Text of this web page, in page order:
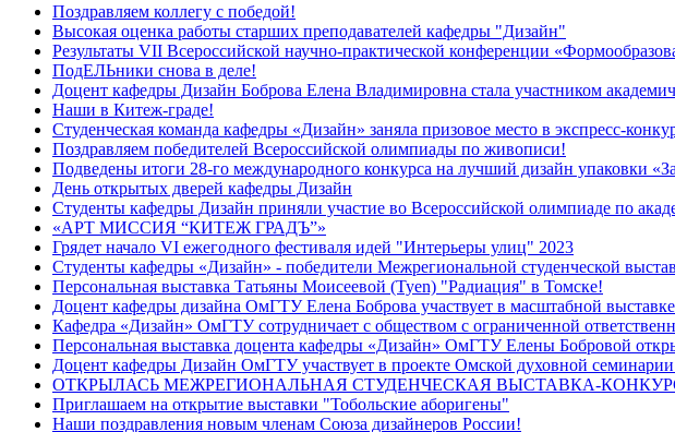
Поздравляем коллегу с победой!
Высокая оценка работы старших преподавателей кафедры "Дизайн"
Результаты VII Всероссийской научно-практической конференции
ПодЕЛЬники снова в деле!
Доцент кафедры Дизайн Боброва Елена Владимировна стала участником
Наши в Китеж-граде!
Студенческая команда кафедры «Дизайн» заняла призовое место в экспресс-
Поздравляем победителей Всероссийской олимпиады по живописи!
Подведены итоги 28-го международного конкурса на лучший дизайн упаковки
День открытых дверей кафедры Дизайн
Студенты кафедры Дизайн приняли участие во Всероссийской олимпиаде по
«АРТ МИССИЯ “КИТЕЖ ГРАДЪ”»
Грядет начало VI ежегодного фестиваля идей "Интерьеры улиц" 2023
Студенты кафедры «Дизайн» - победители Межрегиональной студенческой
Персональная выставка Татьяны Моисеевой (Tyen) "Радиация" в Томске!
Доцент кафедры дизайна ОмГТУ Елена Боброва участвует в масштабной
Кафедра «Дизайн» ОмГТУ сотрудничает с обществом с ограниченной
Персональная выставка доцента кафедры «Дизайн» ОмГТУ Елены Бобровой
Доцент кафедры Дизайн ОмГТУ участвует в проекте Омской духовной
ОТКРЫЛАСЬ МЕЖРЕГИОНАЛЬНАЯ СТУДЕНЧЕСКАЯ ВЫСТАВКА-
Приглашаем на открытие выставки "Тобольские аборигены"
Наши поздравления новым членам Союза дизайнеров России!